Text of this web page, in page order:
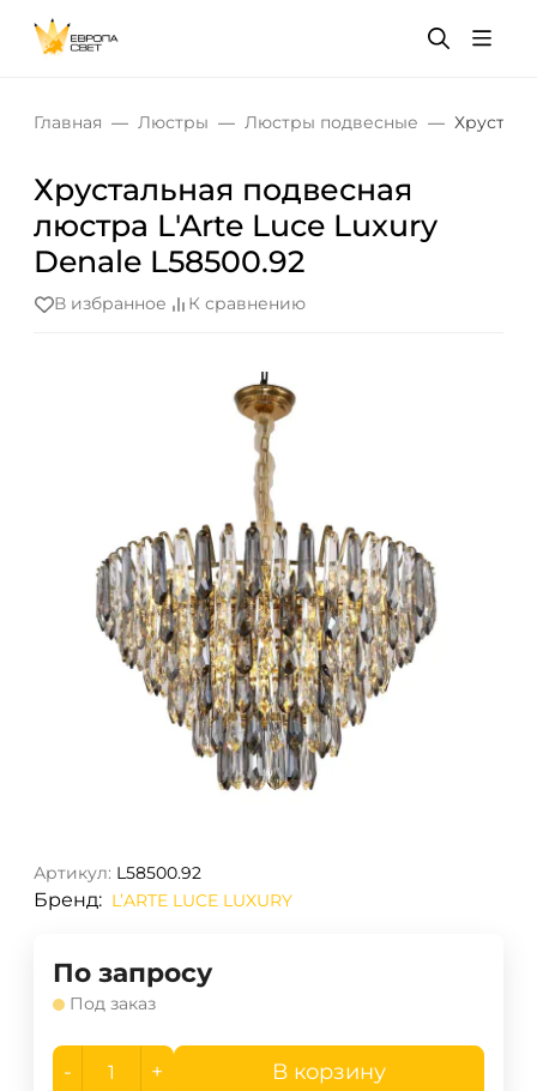
Главная Люстры Люстры подвесные
Хрустальная подвесная
люстра L'Arte Luce Luxury
Denale L58500.92
В избранное К сравнению
Артикул: L58500.92
Бренд: L’ARTE LUCE LUXURY
По запросу
Под заказ
- + В корзину